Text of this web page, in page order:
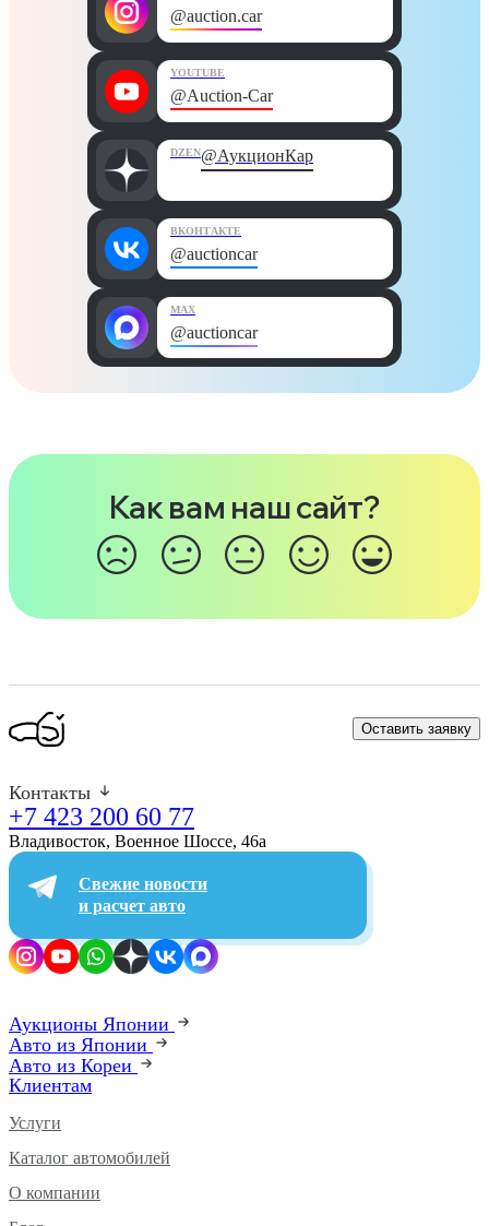
@auction.car
YOUTUBE
@Auction-Car
DZEN@АукционКар
ВКОНТАКТЕ
@auctioncar
MAX
@auctioncar
Как вам наш сайт?
Оставить заявку
Контакты
+7 423 200 60 77
Владивосток, Военное Шоссе, 46а​
Свежие новости
и расчет авто
Аукционы Японии
Авто из Японии
Авто из Кореи
Клиентам
Услуги
Каталог автомобилей
О компании